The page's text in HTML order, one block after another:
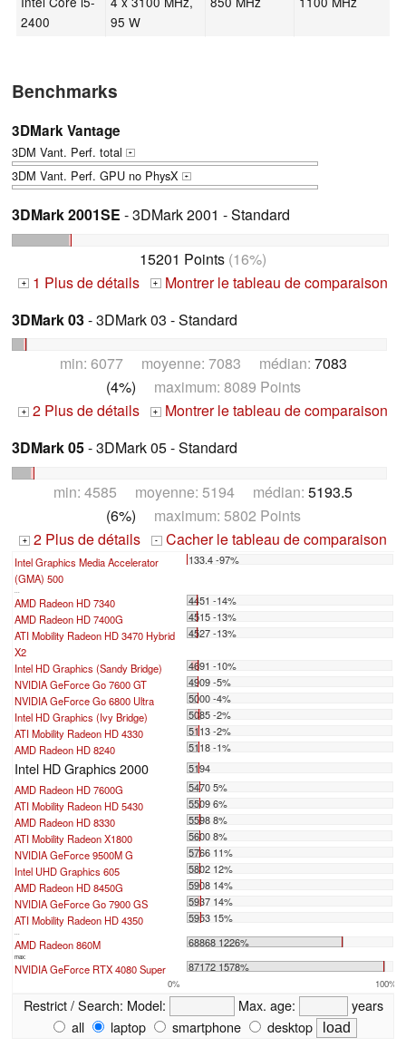
2400
95 W
Benchmarks
3DMark Vantage
3DM Vant. Perf. total +
3DM Vant. Perf. GPU no PhysX +
3DMark 2001SE - 3DMark 2001 - Standard
15201 Points (16%)
+ 1 Plus de détails + Montrer le tableau de comparaison
3DMark 03- 3DMark 03 - Standard
min: 6077 moyenne: 7083 médian: 7083
(4%) maximum: 8089 Points
+ 2 Plus de détails + Montrer le tableau de comparaison
3DMark 05- 3DMark 05 - Standard
min: 4585 moyenne: 5194 médian: 5193.5
(6%) maximum: 5802 Points
+ 2 Plus de détails - Cacher le tableau de comparaison
Intel Graphics Media Accelerator
(GMA) 500
133.4 -97%
...
AMD Radeon HD 7340
4451 -14%
AMD Radeon HD 7400G
4515 -13%
ATI Mobility Radeon HD 3470 Hybrid
X2
4527 -13%
Intel HD Graphics (Sandy Bridge)
4691 -10%
NVIDIA GeForce Go 7600 GT
4909 -5%
NVIDIA GeForce Go 6800 Ultra
5000 -4%
Intel HD Graphics (Ivy Bridge)
5085 -2%
ATI Mobility Radeon HD 4330
5113 -2%
AMD Radeon HD 8240
5118 -1%
Intel HD Graphics 2000
5194
AMD Radeon HD 7600G
5470 5%
ATI Mobility Radeon HD 5430
5509 6%
AMD Radeon HD 8330
5598 8%
ATI Mobility Radeon X1800
5600 8%
NVIDIA GeForce 9500M G
5766 11%
Intel UHD Graphics 605
5802 12%
AMD Radeon HD 8450G
5908 14%
NVIDIA GeForce Go 7900 GS
5937 14%
ATI Mobility Radeon HD 4350
5953 15%
...
AMD Radeon 860M 68868 1226%
max:
NVIDIA GeForce RTX 4080 Super 87172 1578%
0% 100%
Restrict / Search: Model: Max. age:
years
all
laptop smartphone desktop